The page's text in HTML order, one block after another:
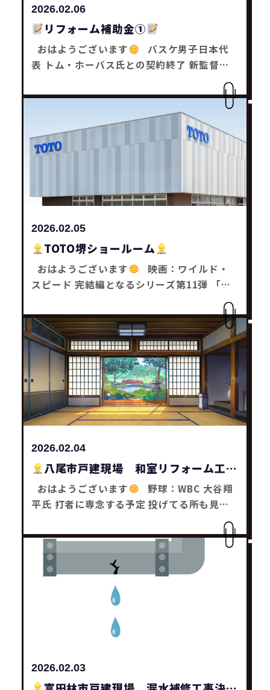
暑さ・寒さによるストレスも軽減します
窓リフォーム工事は補助金も活用出来るの
で、 本当にオススメです
みなさんも何か
お困り事はありませんかー？ どんな事でもお
フォーム工事・補助金工事は SaChiリフォー
2026.02.06
リフォーム補助金①
おはようございます
表 トム・ホーバス氏との契約終了 新監督：
思った木塚です
リフォーム補助金 【先進
サッシ・玄関等の リフォーム工事をお得に行
う事が出来まーす
最大100万円まで補助金
が還元されるので、 1戸全箇所のリフォーム
はありませんかー？ どんな事でもお気軽にご
相談下さい
それではまた～
リフォーム
工事・補助金工事は SaChiリフォームにお任
2026.02.05
TOTO堺ショールーム
おはようございます
スピード 完結編となるシリーズ第11弾 「フ
開決定 今から2年後が楽しみやなーと思った
木塚です
TOTO堺ショールーム 先日新商
品発表イベントに参加しました
新商品の事
を色々と教えていただき、 とても勉強になり
ました
今回学んだ事は、 今後にいかして
いきます
みなさんも何かお困り事はありま
せんかー？ どんな事でもお気軽にご相談下さ
い
それではまた～
リフォーム工事・補
助金工事は SaChiリフォームにお任せ下さい
2026.02.04
八尾市戸建現場 和室リフォーム工事
おはようございます
平氏 打者に専念する予定 投げてる所も見た
現場 和室リフォーム工事 造作工事は工程表
通りに工事が完了しました
畳関係一式復旧
工事が3月初旬に決まり、 お引き渡しは3月中
旬の予定となりました
り事はありませんかー？ どんな事でもお気軽
ーム工事・補助金工事は SaChiリフォームに
2026.02.03